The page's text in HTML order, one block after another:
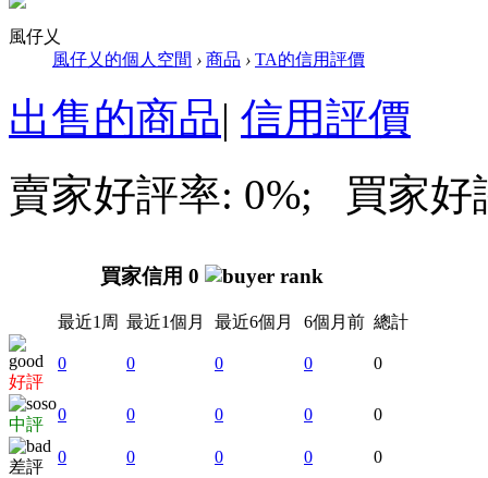
風仔乂
風仔乂的個人空間 › 商品 › TA的信用評價
出售的商品| 信用評價
賣家好評率: 0%; 買家好
買家信用 0
最近1周 最近1個月 最近6個月 6個月前 總計
好評
0 0 0 0 0
中評
0 0 0 0 0
差評
0 0 0 0
0